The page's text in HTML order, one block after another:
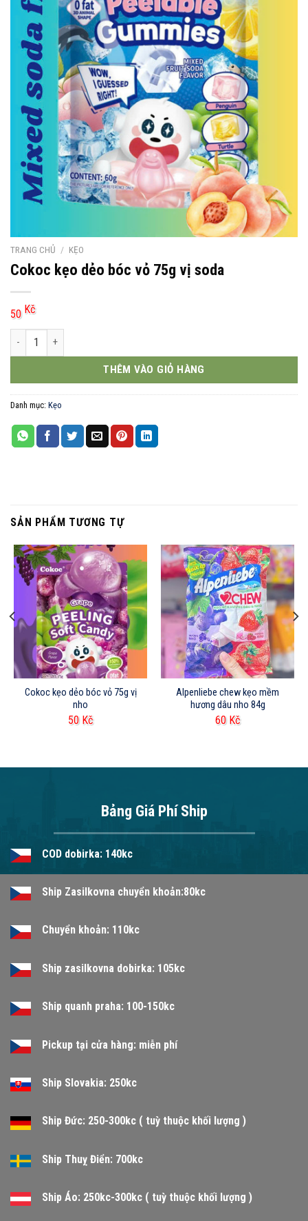
TRANG CHỦ / KẸO
Cokoc kẹo dẻo bóc vỏ 75g vị soda
50 Kč
Cokoc kẹo dẻo bóc vỏ 75g vị soda số lượng
THÊM VÀO GIỎ HÀNG
Danh mục: Kẹo
SẢN PHẨM TƯƠNG TỰ
Cokoc kẹo dẻo bóc vỏ 75g vị
nho
50 Kč
Alpenliebe chew kẹo mềm
hương dâu nho 84g
60 Kč
Bảng Giá Phí Ship
COD dobirka: 140kc
Ship Zasilkovna chuyển khoản:80kc
Chuyển khoản: 110kc
Ship zasilkovna dobirka: 105kc
Ship quanh praha: 100-150kc
Pickup tại cửa hàng: miễn phí
Ship Slovakia: 250kc
Ship Đức: 250-300kc ( tuỳ thuộc khối lượng )
Ship Thuỵ Điển: 700kc
Ship Áo: 250kc-300kc ( tuỳ thuộc khối lượng )